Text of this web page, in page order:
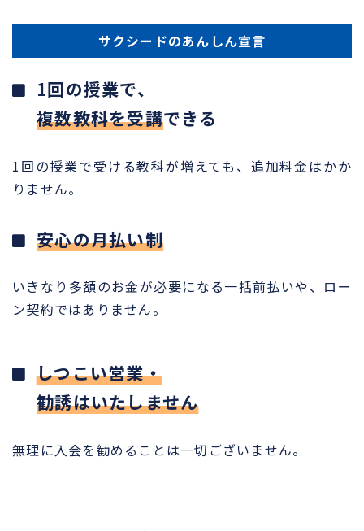
サクシードのあんしん宣言
1回の授業で、
複数教科を受講できる
1回の授業で受ける教科が増えても、追加料金はかか
りません。
安心の月払い制
いきなり多額のお金が必要になる一括前払いや、ロー
ン契約ではありません。
しつこい営業・
勧誘はいたしません
無理に入会を勧めることは一切ございません。